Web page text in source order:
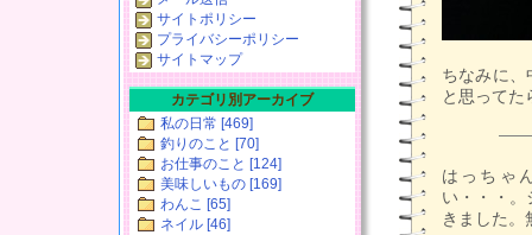
ちなみに、
と思ってた
はっちゃ
い・・・。
きました。
サイトポリシー
プライバシーポリシー
サイトマップ
カテゴリ別アーカイブ
私の日常 [469]
釣りのこと [70]
お仕事のこと [124]
美味しいもの [169]
わんこ [65]
ネイル [46]